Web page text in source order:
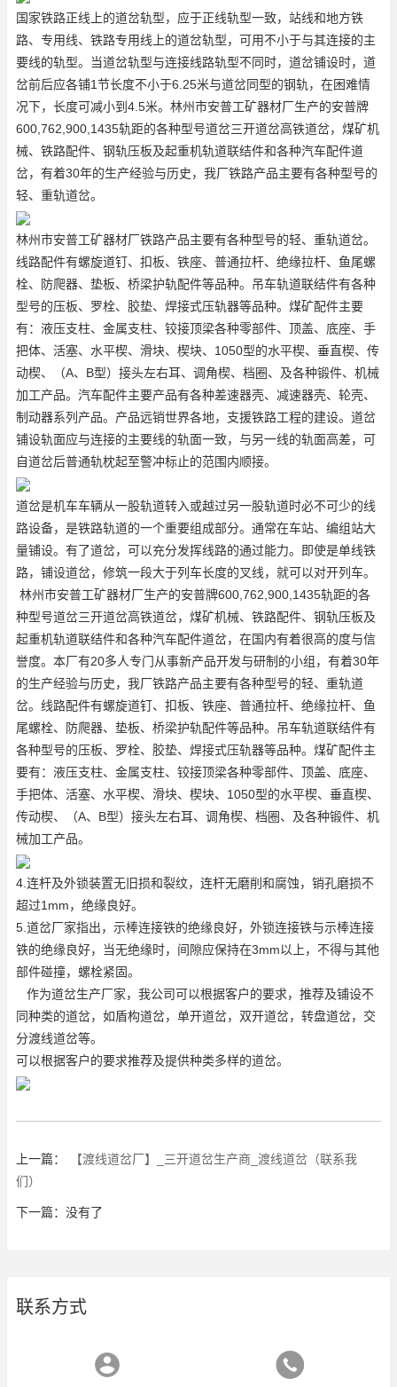
国家铁路正线上的道岔轨型，应于正线轨型一致，站线和地方铁
路、专用线、铁路专用线上的道岔轨型，可用不小于与其连接的主
要线的轨型。当道岔轨型与连接线路轨型不同时，道岔铺设时，道
岔前后应各铺1节长度不小于6.25米与道岔同型的钢轨，在困难情
况下，长度可减小到4.5米。林州市安普工矿器材厂生产的安普牌
600,762,900,1435轨距的各种型号道岔三开道岔高铁道岔，煤矿机
械、铁路配件、钢轨压板及起重机轨道联结件和各种汽车配件道
岔，有着30年的生产经验与历史，我厂铁路产品主要有各种型号的
轻、重轨道岔。
林州市安普工矿器材厂铁路产品主要有各种型号的轻、重轨道岔。
线路配件有螺旋道钉、扣板、铁座、普通拉杆、绝缘拉杆、鱼尾螺
栓、防爬器、垫板、桥梁护轨配件等品种。吊车轨道联结件有各种
型号的压板、罗栓、胶垫、焊接式压轨器等品种。煤矿配件主要
有：液压支柱、金属支柱、铰接顶梁各种零部件、顶盖、底座、手
把体、活塞、水平楔、滑块、楔块、1050型的水平楔、垂直楔、传
动楔、（A、B型）接头左右耳、调角楔、档圈、及各种锻件、机械
加工产品。汽车配件主要产品有各种差速器壳、减速器壳、轮壳、
制动器系列产品。产品远销世界各地，支援铁路工程的建设。道岔
铺设轨面应与连接的主要线的轨面一致，与另一线的轨面高差，可
自道岔后普通轨枕起至警冲标止的范围内顺接。
道岔是机车车辆从一股轨道转入或越过另一股轨道时必不可少的线
路设备，是铁路轨道的一个重要组成部分。通常在车站、编组站大
量铺设。有了道岔，可以充分发挥线路的通过能力。即使是单线铁
路，铺设道岔，修筑一段大于列车长度的叉线，就可以对开列车。
林州市安普工矿器材厂生产的安普牌600,762,900,1435轨距的各
种型号道岔三开道岔高铁道岔，煤矿机械、铁路配件、钢轨压板及
起重机轨道联结件和各种汽车配件道岔，在国内有着很高的度与信
誉度。本厂有20多人专门从事新产品开发与研制的小组，有着30年
的生产经验与历史，我厂铁路产品主要有各种型号的轻、重轨道
岔。线路配件有螺旋道钉、扣板、铁座、普通拉杆、绝缘拉杆、鱼
尾螺栓、防爬器、垫板、桥梁护轨配件等品种。吊车轨道联结件有
各种型号的压板、罗栓、胶垫、焊接式压轨器等品种。煤矿配件主
要有：液压支柱、金属支柱、铰接顶梁各种零部件、顶盖、底座、
手把体、活塞、水平楔、滑块、楔块、1050型的水平楔、垂直楔、
传动楔、（A、B型）接头左右耳、调角楔、档圈、及各种锻件、机
械加工产品。
4.连杆及外锁装置无旧损和裂纹，连杆无磨削和腐蚀，销孔磨损不
超过1mm，绝缘良好。
5.道岔厂家指出，示棒连接铁的绝缘良好，外锁连接铁与示棒连接
铁的绝缘良好，当无绝缘时，间隙应保持在3mm以上，不得与其他
部件碰撞，螺栓紧固。
作为道岔生产厂家，我公司可以根据客户的要求，推荐及铺设不
同种类的道岔，如盾构道岔，单开道岔， 双开道岔，转盘道岔，交
分渡线道岔等。
可以根据客户的要求推荐及提供种类多样的道岔。
上一篇：
【渡线道岔厂】_三开道岔生产商_渡线道岔（联系我
们）
下一篇：没有了
联系方式